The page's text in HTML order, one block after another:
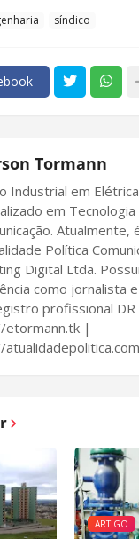
síndico
Tormann
Industrial em
em
Atualmente,
Política
Digital Ltda.
como jornalista
profissional
|
ARTIGO